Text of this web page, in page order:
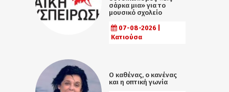
σάρκα μια» για το
μουσικό σχολείο
07-08-2026 |
Κατιούσα
Ο καθένας, ο κανένας
και η οπτική γωνία